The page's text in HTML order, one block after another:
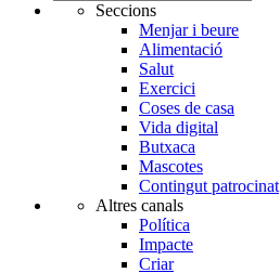
Seccions
Menjar i beure
Alimentació
Salut
Exercici
Coses de casa
Vida digital
Butxaca
Mascotes
Contingut patrocinat
Altres canals
Política
Impacte
Criar